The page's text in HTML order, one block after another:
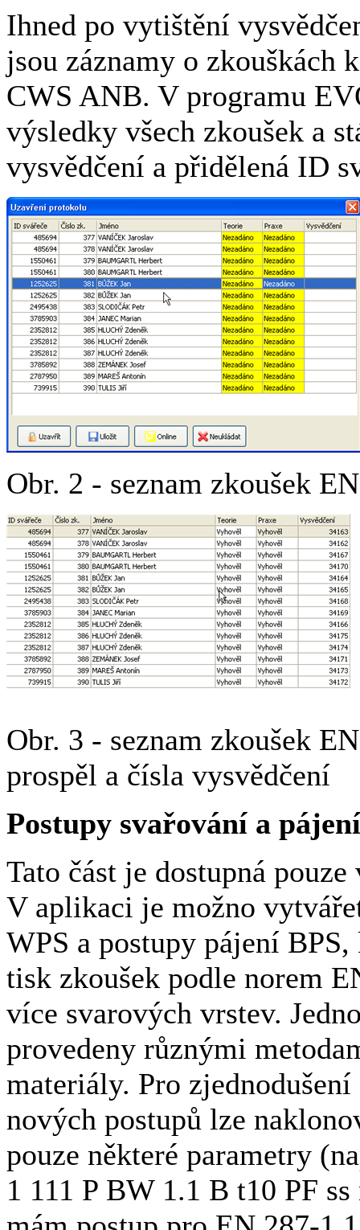
Ihned po vytištění
jsou záznamy o zkouškách
CWS ANB. V programu
výsledky všech zkoušek a
vysvědčení a přidělená ID
Obr. 2 - seznam zkoušek
Obr. 3 - seznam zkoušek
prospěl a čísla vysvědčení
Postupy svařování a pájení
Tato část je dostupná
V aplikaci je možno
WPS a postupy pájení
tisk zkoušek podle norem
více svarových vrstev.
provedeny různými
materiály. Pro
nových postupů lze
pouze některé parametry
1 111 P BW 1.1 B t10 PF